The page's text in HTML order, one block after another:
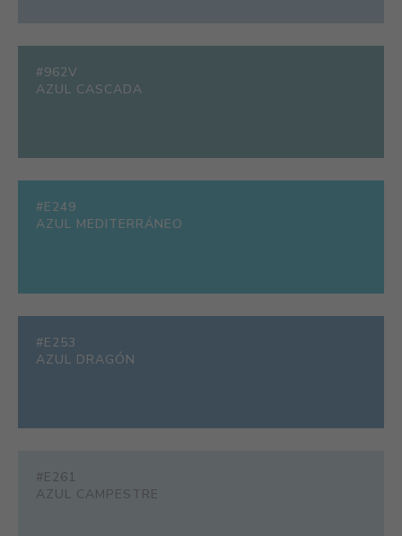
#962V
AZUL CASCADA
#E249
AZUL MEDITERRÁNEO
#E253
AZUL DRAGÓN
#E261
AZUL CAMPESTRE